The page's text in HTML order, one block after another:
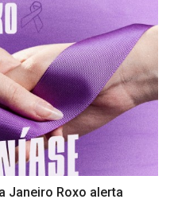
Janeiro Roxo alerta